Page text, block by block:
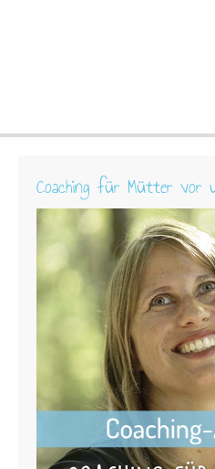
Coaching für Mütter vor